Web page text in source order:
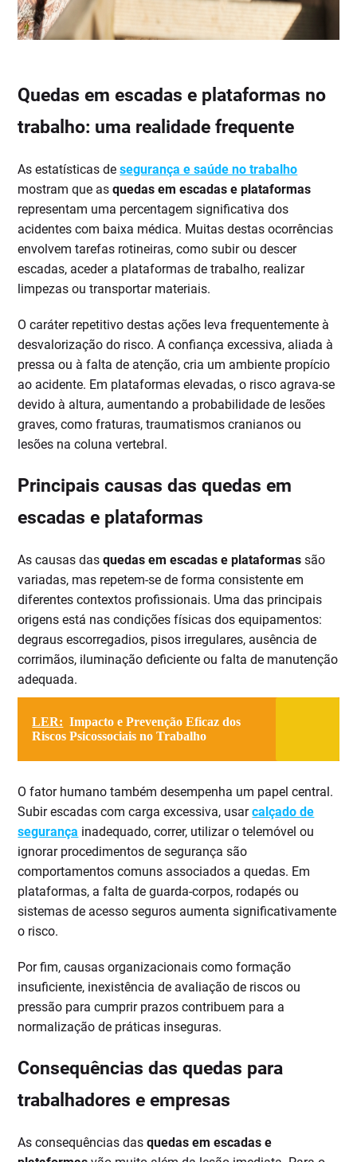
Quedas em escadas e plataformas no
trabalho: uma realidade frequente
As estatísticas desegurança e saúde no trabalho
mostram que asquedas em escadas e plataformas
representam uma percentagem significativa dos
acidentes com baixa médica. Muitas destas ocorrências
envolvem tarefas rotineiras, como subir ou descer
escadas, aceder a plataformas de trabalho, realizar
limpezas ou transportar materiais.
O caráter repetitivo destas ações leva frequentemente à
desvalorização do risco. A confiança excessiva, aliada à
pressa ou à falta de atenção, cria um ambiente propício
ao acidente. Em plataformas elevadas, o risco agrava-se
devido à altura, aumentando a probabilidade de lesões
graves, como fraturas, traumatismos cranianos ou
lesões na coluna vertebral.
Principais causas das quedas em
escadas e plataformas
As causas dasquedas em escadas e plataformas são
variadas, mas repetem-se de forma consistente em
diferentes contextos profissionais. Uma das principais
origens está nas condições físicas dos equipamentos:
degraus escorregadios, pisos irregulares, ausência de
corrimãos, iluminação deficiente ou falta de manutenção
adequada.
LER: Impacto e Prevenção Eficaz dos
Riscos Psicossociais no Trabalho
O fator humano também desempenha um papel central.
Subir escadas com carga excessiva, usarcalçado de
segurança inadequado, correr, utilizar o telemóvel ou
ignorar procedimentos de segurança são
comportamentos comuns associados a quedas. Em
plataformas, a falta de guarda-corpos, rodapés ou
sistemas de acesso seguros aumenta significativamente
o risco.
Por fim, causas organizacionais como formação
insuficiente, inexistência de avaliação de riscos ou
pressão para cumprir prazos contribuem para a
normalização de práticas inseguras.
Consequências das quedas para
trabalhadores e empresas
As consequências dasquedas em escadas e